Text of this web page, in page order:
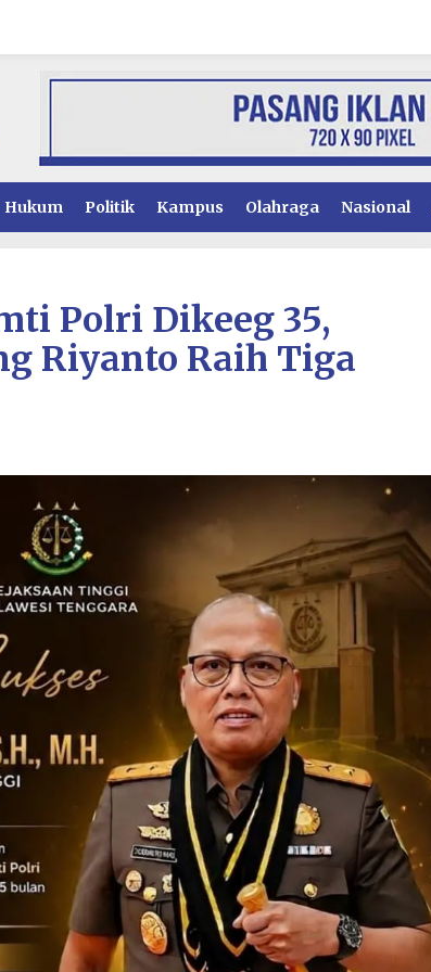
Hukum Politik Kampus Olahraga Nasional
Polri Dikeeg 35,
Riyanto Raih Tiga